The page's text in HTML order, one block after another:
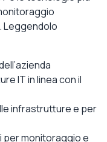
Leggendolo
IT in linea con il
infrastrutture e per
per monitoraggio e